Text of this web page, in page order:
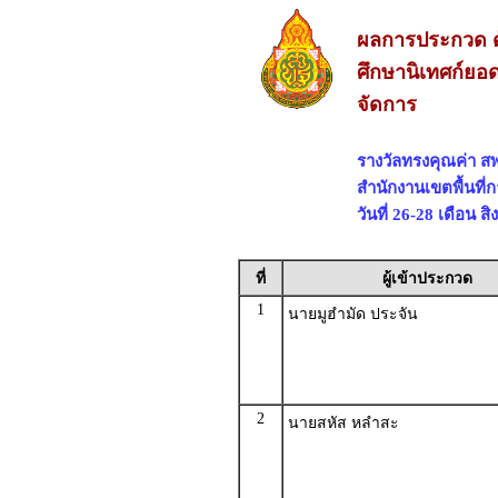
ผลการประกวด
ศึกษานิเทศก์ยอ
จัดการ
รางวัลทรงคุณค่า ส
สำนักงานเขตพื้นที่
วันที่ 26-28 เดือน
ที่ ผู้เข้าประกวด
1
นายมูฮำมัด ประจัน
2
นายสหัส หลำสะ